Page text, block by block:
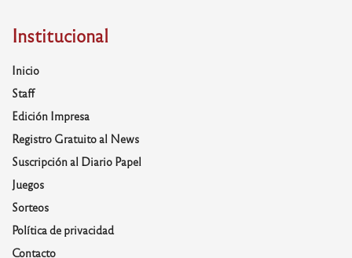
Institucional
Inicio
Staff
Edición Impresa
Registro Gratuito al News
Suscripción al Diario Papel
Juegos
Sorteos
Política de privacidad
Contacto